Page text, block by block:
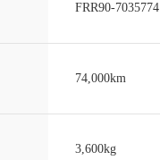
FRR90-7035774
74,000km
3,600kg